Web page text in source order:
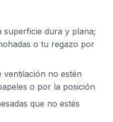
dura y plana;
o tu regazo por
ventilación no estén
o por la posición
que no estés